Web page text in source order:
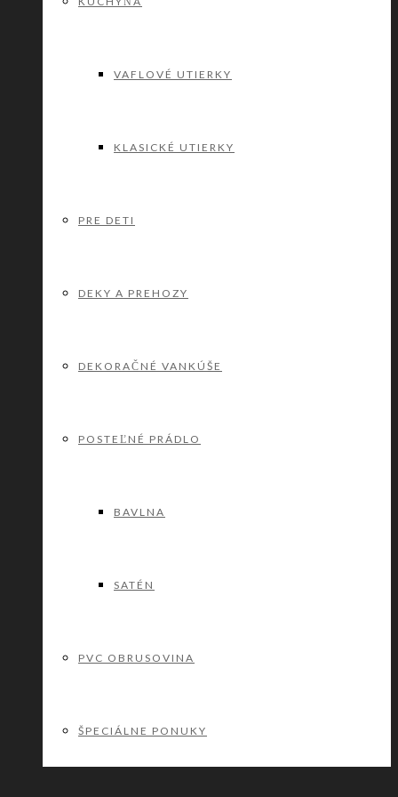
VAFLOVÉ UTIERKY
KLASICKÉ UTIERKY
PRE DETI
DEKY A PREHOZY
DEKORAČNÉ VANKÚŠE
POSTEĽNÉ PRÁDLO
BAVLNA
SATÉN
PVC OBRUSOVINA
ŠPECIÁLNE PONUKY